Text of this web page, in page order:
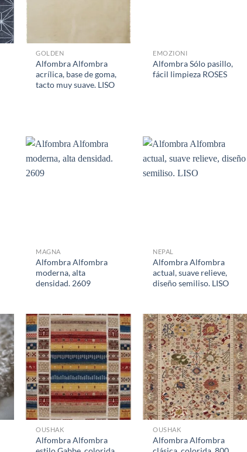
GOLDEN
Alfombra Alfombra
acrílica, base de goma,
tacto muy suave. LISO
EMOZIONI
Alfombra Sólo pasillo,
fácil limpieza ROSES
MAGNA
Alfombra Alfombra
moderna, alta
densidad. 2609
NEPAL
Alfombra Alfombra
actual, suave relieve,
diseño semiliso. LISO
OUSHAK
Alfombra Alfombra
OUSHAK
Alfombra Alfombra